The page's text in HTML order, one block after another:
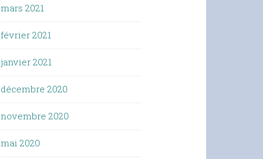
mars 2021
février 2021
janvier 2021
décembre 2020
novembre 2020
mai 2020